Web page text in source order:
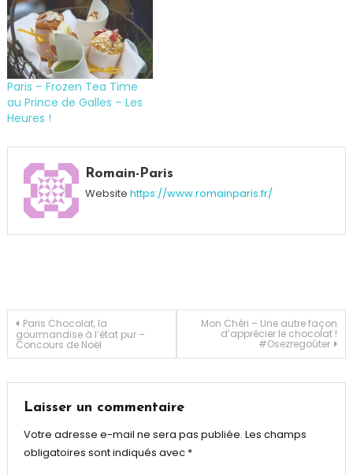
Paris – Frozen Tea Time
au Prince de Galles – Les
Heures !
Bar
Heures,
Prince
de
Galles,
Quellec
Romain-Paris
Website https://www.romainparis.fr/
Navigation
de
l’article
Paris Chocolat, la
gourmandise à l’état pur –
Concours de Noël
Mon Chéri – Une autre façon
d’apprécier le chocolat !
#Osezregoûter
Laisser un commentaire
Votre adresse e-mail ne sera pas publiée. Les champs
obligatoires sont indiqués avec *